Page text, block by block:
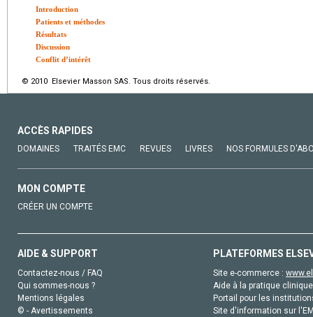
Introduction
Patients et méthodes
Résultats
Discussion
Conflit d’intérêt
© 2010 Elsevier Masson SAS. Tous droits réservés.
ACCÈS RAPIDES
DOMAINES TRAITÉS EMC REVUES LIVRES NOS FORMULES
MON COMPTE
CRÉER UN COMPTE
AIDE & SUPPORT
Contactez-nous / FAQ
Qui sommes-nous ?
Mentions légales
© - Avertissements
PLATEFORMES
Site e-commerce :
Aide à la pratique
Portail pour les
Site d'information sur